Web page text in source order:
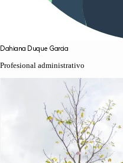
Dahiana Duque Garcia
Profesional administrativo